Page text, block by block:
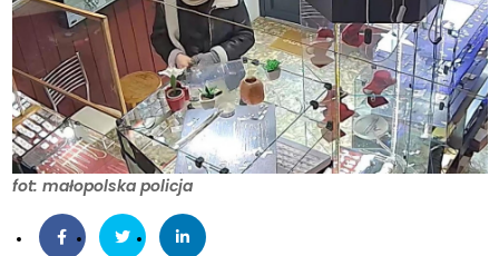
fot: małopolska policja